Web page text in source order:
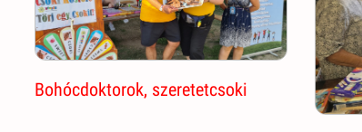
Bohócdoktorok, szeretetcsoki